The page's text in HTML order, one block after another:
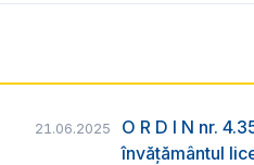
21.06.2025
O R D I N nr.
învățământul